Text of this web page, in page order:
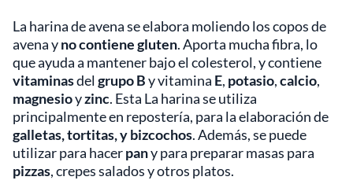
La harina de avena se elabora moliendo los copos de
avena yno contiene gluten. Aporta mucha fibra, lo
que ayuda a mantener bajo el colesterol, y contiene
vitaminasdel grupo By vitamina E, potasio,calcio,
magnesioyzinc. Esta La harina se utiliza
principalmente en repostería, para la elaboración de
galletas, tortitas, y bizcochos. Además, se puede
utilizar para hacerpany para preparar masas para
pizzas, crepes salados y otros platos.